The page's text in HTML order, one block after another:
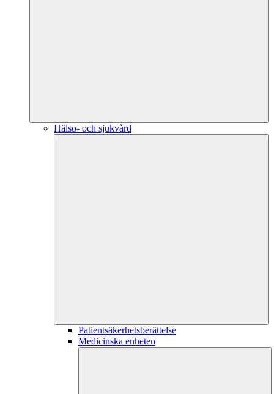
Hälso- och sjukvård
Patientsäkerhetsberättelse
Medicinska enheten